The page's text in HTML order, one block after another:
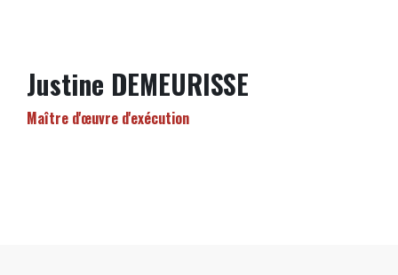
Justine DEMEURISSE
Maître d'œuvre d'exécution